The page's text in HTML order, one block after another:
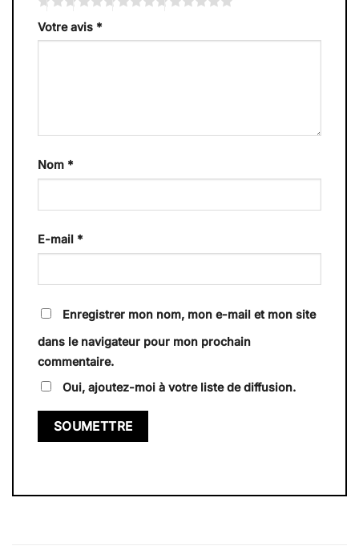
Votre avis *
Nom *
E-mail *
Enregistrer mon nom, mon e-mail et mon site
dans le navigateur pour mon prochain
commentaire.
Oui, ajoutez-moi à votre liste de diffusion.